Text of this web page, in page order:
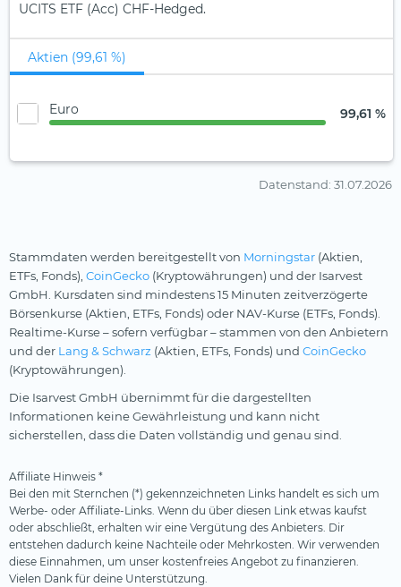
UCITS ETF (Acc) CHF-Hedged.
Aktien (99,61 %)
Euro 99,61 %
Datenstand: 31.07.2026
Stammdaten werden bereitgestellt von Morningstar (Aktien,
ETFs, Fonds), CoinGecko (Kryptowährungen) und der Isarvest
GmbH. Kursdaten sind mindestens 15 Minuten zeitverzögerte
Börsenkurse (Aktien, ETFs, Fonds) oder NAV-Kurse (ETFs, Fonds).
Realtime-Kurse – sofern verfügbar – stammen von den Anbietern
und der Lang & Schwarz (Aktien, ETFs, Fonds) und CoinGecko
(Kryptowährungen).
Die Isarvest GmbH übernimmt für die dargestellten
Informationen keine Gewährleistung und kann nicht
sicherstellen, dass die Daten vollständig und genau sind.
Affiliate Hinweis *
Bei den mit Sternchen (*) gekennzeichneten Links handelt es sich um
Werbe- oder Affiliate-Links. Wenn du über diesen Link etwas kaufst
oder abschließt, erhalten wir eine Vergütung des Anbieters. Dir
entstehen dadurch keine Nachteile oder Mehrkosten. Wir verwenden
diese Einnahmen, um unser kostenfreies Angebot zu finanzieren.
Vielen Dank für deine Unterstützung.